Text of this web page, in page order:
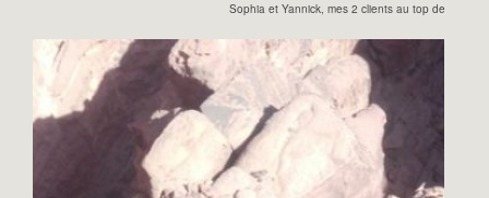
Sophia et Yannick, mes 2 clients au top de ce